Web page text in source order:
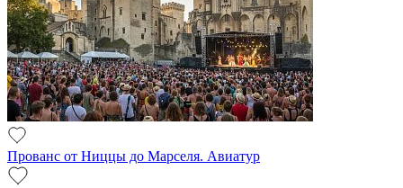
Прованс от Ниццы до Марселя. Авиатур